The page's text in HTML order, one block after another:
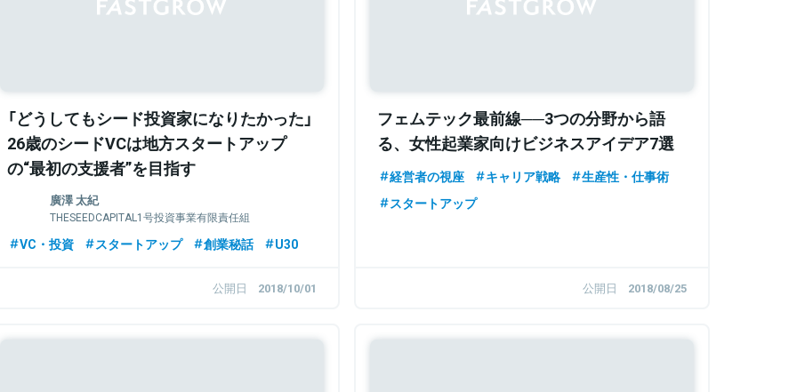
「どうしてもシード投資家になりたかった」
26歳のシードVCは地方スタートアップ
の“最初の支援者”を目指す
廣澤 太紀
THESEEDCAPITAL1号投資事業有限責任組
VC・投資 スタートアップ 創業秘話 U30
公開日 2018/10/01
フェムテック最前線──3つの分野から語
る、女性起業家向けビジネスアイデア7選
経営者の視座 キャリア戦略
生産性・仕事術
スタートアップ
公開日 2018/08/25